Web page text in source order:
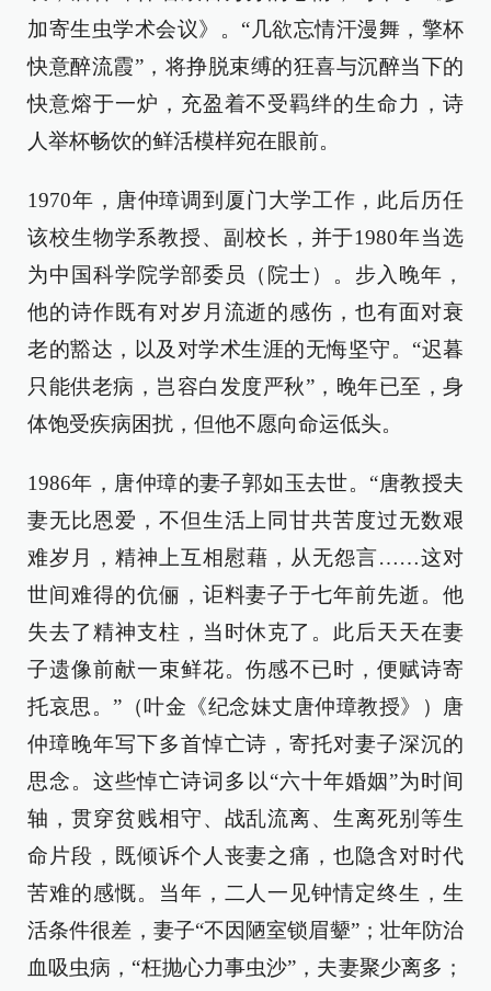
加寄生虫学术会议》。“几欲忘情汗漫舞，擎杯
快意醉流霞”，将挣脱束缚的狂喜与沉醉当下的
快意熔于一炉，充盈着不受羁绊的生命力，诗
人举杯畅饮的鲜活模样宛在眼前。
1970年，唐仲璋调到厦门大学工作，此后历任
该校生物学系教授、副校长，并于1980年当选
为中国科学院学部委员（院士）。步入晚年，
他的诗作既有对岁月流逝的感伤，也有面对衰
老的豁达，以及对学术生涯的无悔坚守。“迟暮
只能供老病，岂容白发度严秋”，晚年已至，身
体饱受疾病困扰，但他不愿向命运低头。
1986年，唐仲璋的妻子郭如玉去世。“唐教授夫
妻无比恩爱，不但生活上同甘共苦度过无数艰
难岁月，精神上互相慰藉，从无怨言……这对
世间难得的伉俪，讵料妻子于七年前先逝。他
失去了精神支柱，当时休克了。此后天天在妻
子遗像前献一束鲜花。伤感不已时，便赋诗寄
托哀思。”（叶金《纪念妹丈唐仲璋教授》）唐
仲璋晚年写下多首悼亡诗，寄托对妻子深沉的
思念。这些悼亡诗词多以“六十年婚姻”为时间
轴，贯穿贫贱相守、战乱流离、生离死别等生
命片段，既倾诉个人丧妻之痛，也隐含对时代
苦难的感慨。当年，二人一见钟情定终生，生
活条件很差，妻子“不因陋室锁眉颦”；壮年防治
血吸虫病，“枉抛心力事虫沙”，夫妻聚少离多；